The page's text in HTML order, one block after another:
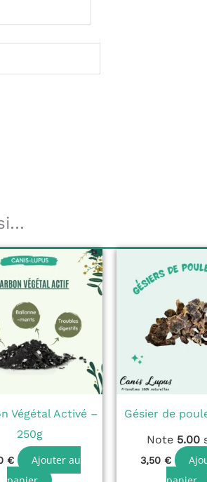
Végétal Activé –
250g
€
Ajouter au
Gésier de
Note 5.00
3,50 €